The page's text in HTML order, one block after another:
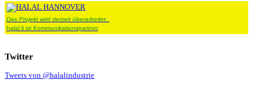
Das Projekt wird derzeit überarbeitet..
halal.li ist Kommunikationspartner
Twitter
Tweets von @halalindustrie